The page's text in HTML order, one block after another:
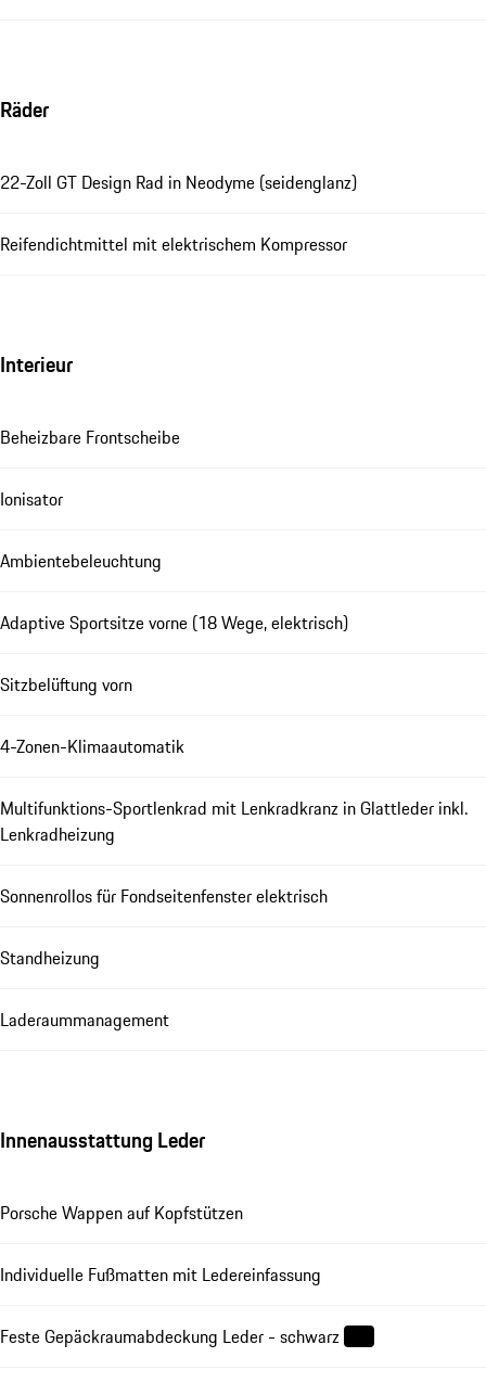
Räder
22-Zoll GT Design Rad in Neodyme (seidenglanz)
Reifendichtmittel mit elektrischem Kompressor
Interieur
Beheizbare Frontscheibe
Ionisator
Ambientebeleuchtung
Adaptive Sportsitze vorne (18 Wege, elektrisch)
Sitzbelüftung vorn
4-Zonen-Klimaautomatik
Multifunktions-Sportlenkrad mit Lenkradkranz in Glattleder inkl.
Lenkradheizung
Sonnenrollos für Fondseitenfenster elektrisch
Standheizung
Laderaummanagement
Innenausstattung Leder
Porsche Wappen auf Kopfstützen
Individuelle Fußmatten mit Ledereinfassung
Feste Gepäckraumabdeckung Leder - schwarz